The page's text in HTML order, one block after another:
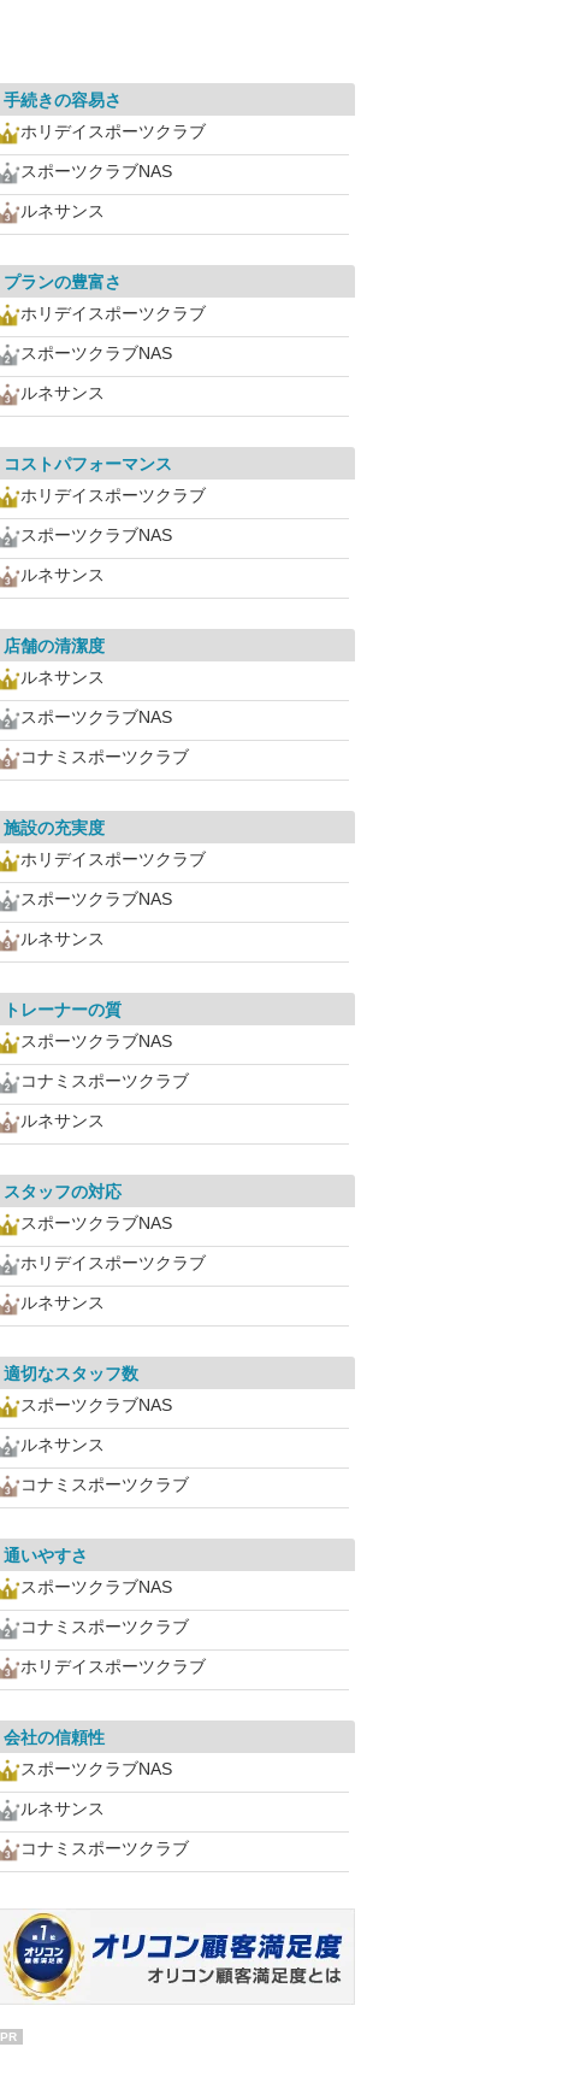
手続きの容易さ
ホリデイスポーツクラブ
スポーツクラブNAS
ルネサンス
プランの豊富さ
ホリデイスポーツクラブ
スポーツクラブNAS
ルネサンス
コストパフォーマンス
ホリデイスポーツクラブ
スポーツクラブNAS
ルネサンス
店舗の清潔度
ルネサンス
スポーツクラブNAS
コナミスポーツクラブ
施設の充実度
ホリデイスポーツクラブ
スポーツクラブNAS
ルネサンス
トレーナーの質
スポーツクラブNAS
コナミスポーツクラブ
ルネサンス
スタッフの対応
スポーツクラブNAS
ホリデイスポーツクラブ
ルネサンス
適切なスタッフ数
スポーツクラブNAS
ルネサンス
コナミスポーツクラブ
通いやすさ
スポーツクラブNAS
コナミスポーツクラブ
ホリデイスポーツクラブ
会社の信頼性
スポーツクラブNAS
ルネサンス
コナミスポーツクラブ
PR